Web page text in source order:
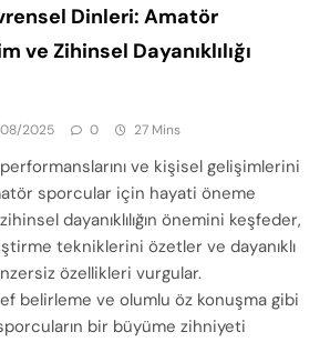
Dinleri: Amatör
ve Zihinsel Dayanıklılığı
2025 0 27 Mins
performanslarını ve kişisel gelişimlerini
sporcular için hayati öneme
dayanıklılığın önemini keşfeder,
tekniklerini özetler ve dayanıklı
özellikleri vurgular.
belirleme ve olumlu öz konuşma gibi
bir büyüme zihniyeti